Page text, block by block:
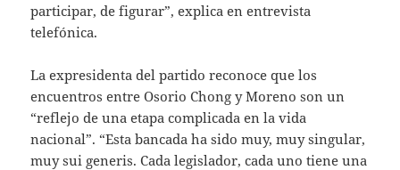
participar, de figurar”, explica en entrevista
telefónica.
La expresidenta del partido reconoce que los
encuentros entre Osorio Chong y Moreno son un
“reflejo de una etapa complicada en la vida
nacional”. “Esta bancada ha sido muy, muy singular,
muy sui generis. Cada legislador, cada uno tiene una